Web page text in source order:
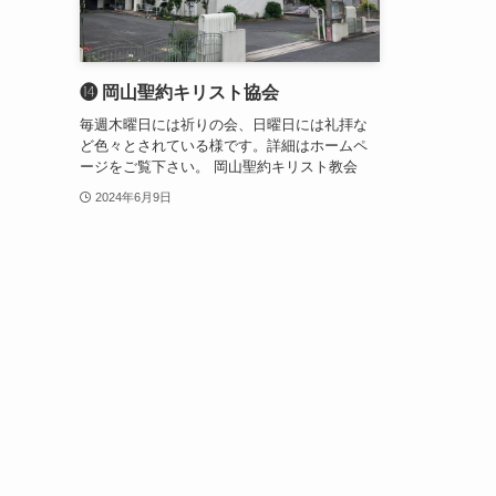
⓮ 岡山聖約キリスト協会
毎週木曜日には祈りの会、日曜日には礼拝な
ど色々とされている様です。詳細はホームペ
ージをご覧下さい。 岡山聖約キリスト教会
2024年6月9日